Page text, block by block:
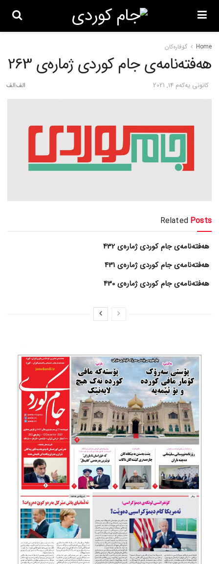
Home گۆڤاره‌کان
هەفتەنامەی جام کوردی ژمارەی 263
كانونی یه‌كه‌م 14, 2021
Related Posts
هەفتەنامەی جام کوردی ژمارەی 432
هەفتەنامەی جام کوردی ژمارەی 431
هەفتەنامەی جام کوردی ژمارەی 430